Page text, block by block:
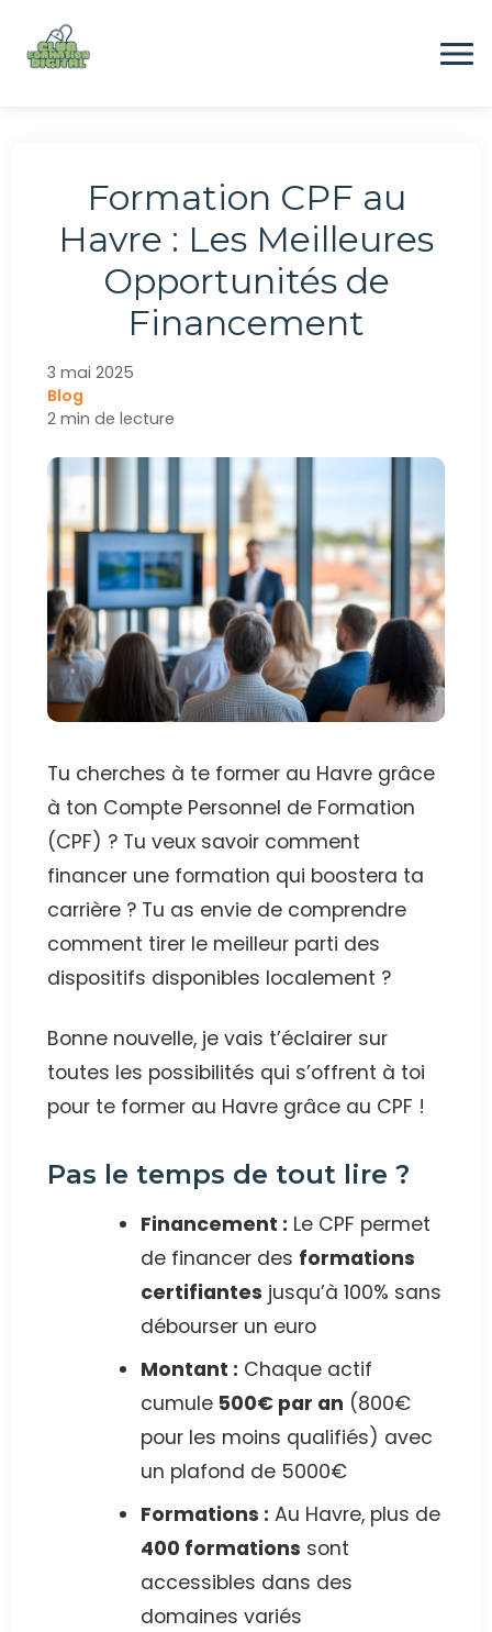
contenu
Formation CPF au
Havre : Les Meilleures
Opportunités de
Financement
3 mai 2025
Blog
2 min de lecture
Tu cherches à te former au Havre grâce
à ton Compte Personnel de Formation
(CPF) ? Tu veux savoir comment
financer une formation qui boostera ta
carrière ? Tu as envie de comprendre
comment tirer le meilleur parti des
dispositifs disponibles localement ?
Bonne nouvelle, je vais t’éclairer sur
toutes les possibilités qui s’offrent à toi
pour te former au Havre grâce au CPF !
Pas le temps de tout lire ?
Financement : Le CPF permet
de financer des formations
certifiantes jusqu’à 100% sans
débourser un euro
Montant : Chaque actif
cumule 500€ par an (800€
pour les moins qualifiés) avec
un plafond de 5000€
Formations : Au Havre, plus de
400 formations sont
accessibles dans des
domaines variés